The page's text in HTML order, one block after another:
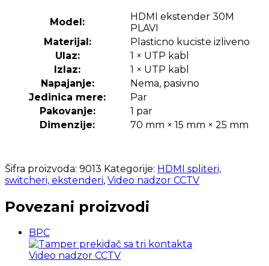
Model:
HDMI ekstender 30M
PLAVI
Materijal:
Plasticno kuciste izliveno
Ulaz:
1 × UTP kabl
Izlaz:
1 × UTP kabl
Napajanje:
Nema, pasivno
Jedinica mere:
Par
Pakovanje:
1 par
Dimenzije:
70 mm × 15 mm × 25 mm
Šifra proizvoda: 9013 Kategorije: HDMI spliteri,
switcheri, ekstenderi, Video nadzor CCTV
Povezani proizvodi
BPC
Video nadzor CCTV